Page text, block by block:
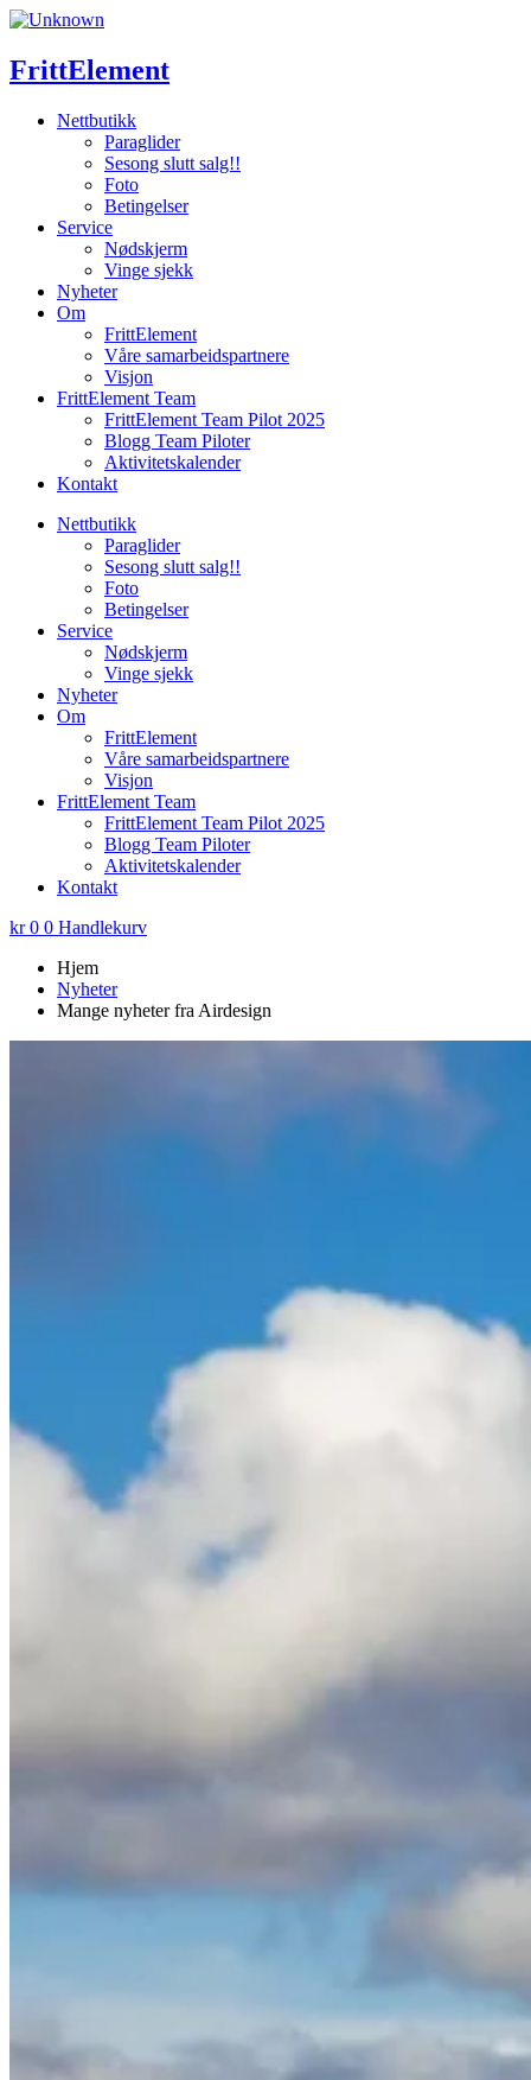
Skip
content
FrittElement
Nettbutikk
Paraglider
Sesong slutt salg!!
Foto
Betingelser
Service
Nødskjerm
Vinge sjekk
Nyheter
Om
FrittElement
Våre samarbeidspartnere
Visjon
FrittElement Team
FrittElement Team Pilot 2025
Blogg Team Piloter
Aktivitetskalender
Kontakt
Nettbutikk
Paraglider
Sesong slutt salg!!
Foto
Betingelser
Service
Nødskjerm
Vinge sjekk
Nyheter
Om
FrittElement
Våre samarbeidspartnere
Visjon
FrittElement Team
FrittElement Team Pilot 2025
Blogg Team Piloter
Aktivitetskalender
Kontakt
kr0 0 Handlekurv
Hjem
Nyheter
Mange nyheter fra Airdesign